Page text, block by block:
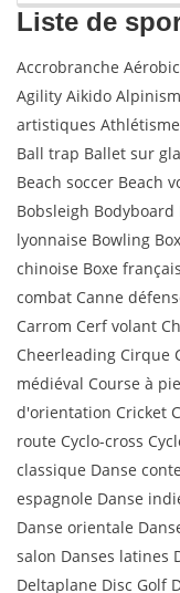
Liste de
Accrobranche
Agility Aikido
artistiques
Ball trap Ballet sur
Beach soccer Beach
Bobsleigh Bodyboard
lyonnaise Bowling
chinoise Boxe
combat Canne
Carrom Cerf volant
Cheerleading Cirque
médiéval Course à
d'orientation Cricket
route Cyclo-cross
classique Danse
espagnole Danse
Danse orientale
salon Danses latines
Deltaplane Disc Golf